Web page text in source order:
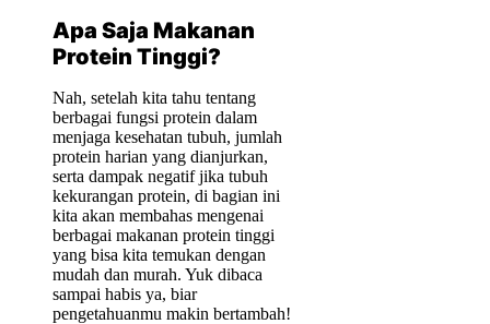
Apa Saja Makanan
Protein Tinggi?
Nah, setelah kita tahu tentang
berbagai fungsi protein dalam
menjaga kesehatan tubuh, jumlah
protein harian yang dianjurkan,
serta dampak negatif jika tubuh
kekurangan protein, di bagian ini
kita akan membahas mengenai
berbagai makanan protein tinggi
yang bisa kita temukan dengan
mudah dan murah. Yuk dibaca
sampai habis ya, biar
pengetahuanmu makin bertambah!